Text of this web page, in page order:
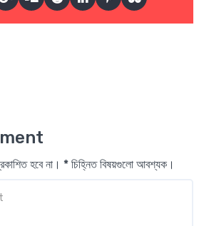
হবে না। * চিহ্নিত বিষয়গুলো আবশ্যক।